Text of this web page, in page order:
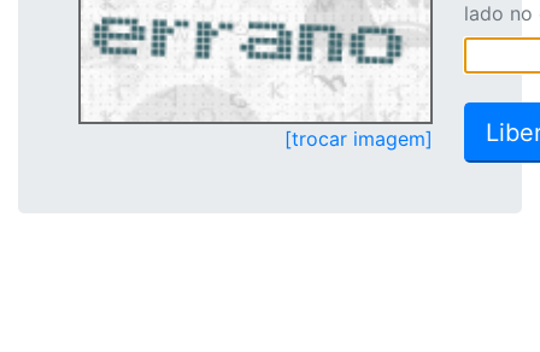
[trocar imagem]
lado no